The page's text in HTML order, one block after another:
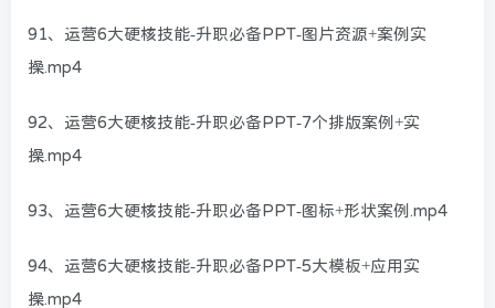
91、运营6大硬核技能-升职必备PPT-图片资源+案例实
操.mp4
92、运营6大硬核技能-升职必备PPT-7个排版案例+实
操.mp4
93、运营6大硬核技能-升职必备PPT-图标+形状案例.mp4
94、运营6大硬核技能-升职必备PPT-5大模板+应用实
操.mp4